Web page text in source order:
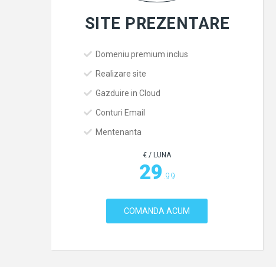
SITE PREZENTARE
Domeniu premium inclus
Realizare site
Gazduire in Cloud
Conturi Email
Mentenanta
€ / LUNA
29 .99
COMANDA ACUM